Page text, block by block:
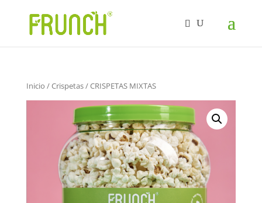
Inicio /Crispetas/ CRISPETAS MIXTAS